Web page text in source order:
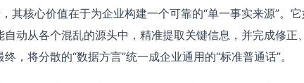
其核心价值在于为企业构建一个可靠的“单一事实来源”。它
动从各个混乱的源头中，精准提取关键信息，并完成修正
，将分散的“数据方言”统一成企业通用的“标准普通话”。